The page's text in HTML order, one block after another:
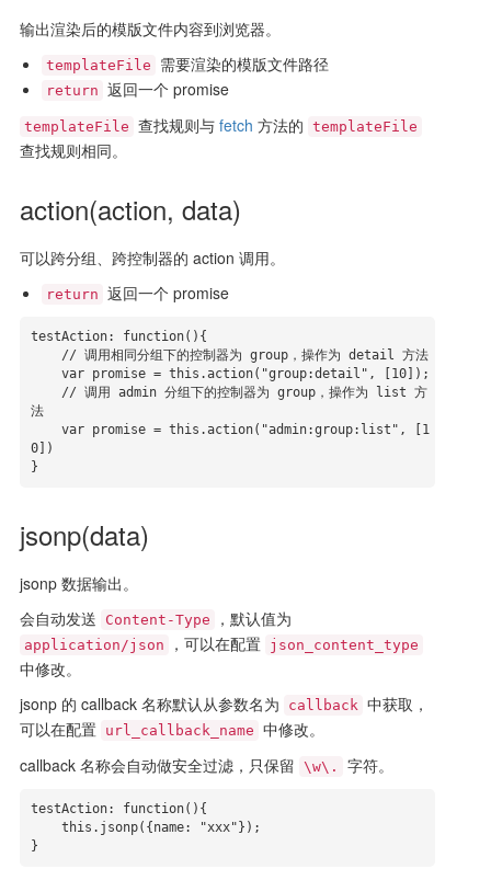
输出渲染后的模版文件内容到浏览器。
templateFile 需要渲染的模版文件路径
return 返回一个 promise
templateFile 查找规则与 fetch 方法的 templateFile
查找规则相同。
action(action, data)
可以跨分组、跨控制器的 action 调用。
return 返回一个 promise
testAction: function(){
法
0])
}
jsonp(data)
jsonp 数据输出。
会自动发送
Content-Type ，默认值为
application/json ，可以在配置 json_content_type
中修改。
jsonp 的 callback 名称默认从参数名为
callback 中获取，
可以在配置 url_callback_name 中修改。
callback 名称会自动做安全过滤，只保留 \w\. 字符。
testAction: function(){
}